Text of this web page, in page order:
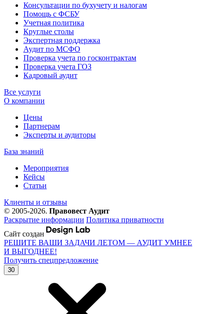
Консультации по бухучету и налогам
Помощь с ФСБУ
Учетная политика
Круглые столы
Экспертная поддержка
Аудит по МСФО
Проверка учета по госконтрактам
Проверка учета ГОЗ
Кадровый аудит
Все услуги
О компании
Цены
Партнерам
Эксперты и аудиторы
База знаний
Мероприятия
Кейсы
Статьи
Клиенты и отзывы
© 2005-2026. Правовест Аудит
Раскрытие информации Политика приватности
Сайт создан
РЕШИТЕ ВАШИ ЗАДАЧИ ЛЕТОМ — АУДИТ УМНЕЕ
И ВЫГОДНЕЕ!
Получить спецпредложение
30